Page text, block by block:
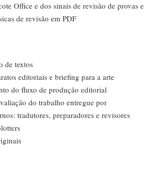
Office e dos sinais de revisão de provas e
de revisão em PDF
de textos
editoriais e briefing para a arte
do fluxo de produção editorial
do trabalho entregue por
tradutores, preparadores e revisores